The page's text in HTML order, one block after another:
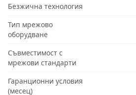
Безжична технология
Тип мрежово
оборудване
Съвместимост с
мрежови стандарти
Гаранционни условия
(месец)